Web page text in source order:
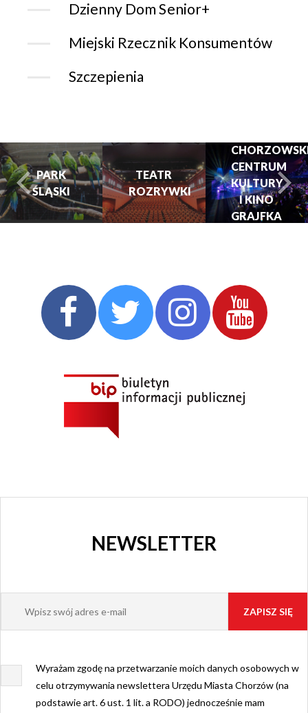
Dzienny Dom Senior+
Miejski Rzecznik Konsumentów
Szczepienia
PARK
ŚLĄSKI
TEATR
ROZRYWKI
CENTRUM
KULTURY
I KINO
GRAJFKA
turysta.Previous
NEWSLETTER
Wyrażam zgodę na przetwarzanie moich danych osobowych w
celu otrzymywania newslettera Urzędu Miasta Chorzów (na
podstawie art. 6 ust. 1 lit. a RODO) jednocześnie mam